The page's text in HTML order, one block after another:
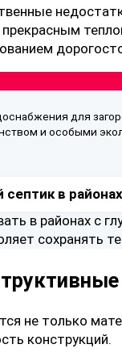
для
и особыми
в
в районах с
сохранять
не только
конструкций.